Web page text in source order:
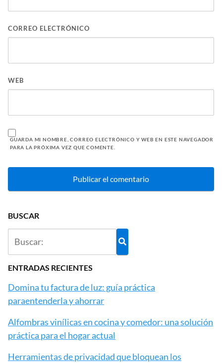
CORREO ELECTRÓNICO
WEB
GUARDA MI NOMBRE, CORREO ELECTRÓNICO Y WEB EN ESTE NAVEGADOR
PARA LA PRÓXIMA VEZ QUE COMENTE.
BUSCAR
ENTRADAS RECIENTES
Domina tu factura de luz: guía práctica
paraentenderla y ahorrar
Alfombras vinílicas en cocina y comedor: una solución
práctica para el hogar actual
Herramientas de privacidad que bloquean los